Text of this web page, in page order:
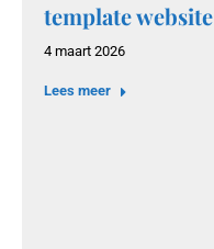
template website
4 maart 2026
Lees meer